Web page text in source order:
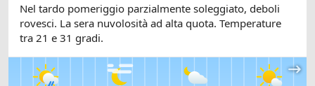
Nel tardo pomeriggio parzialmente soleggiato, deboli
rovesci. La sera nuvolosità ad alta quota. Temperature
tra 21 e 31 gradi.